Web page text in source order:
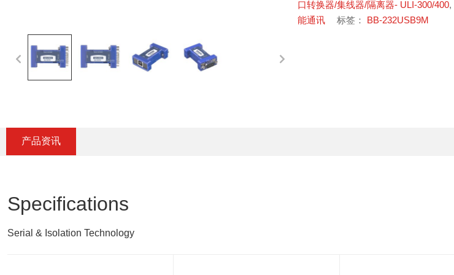
口转换器/集线器/隔离器- ULI-300/400,
能通讯
标签： BB-232USB9M
产品资讯
Specifications
Serial & Isolation Technology